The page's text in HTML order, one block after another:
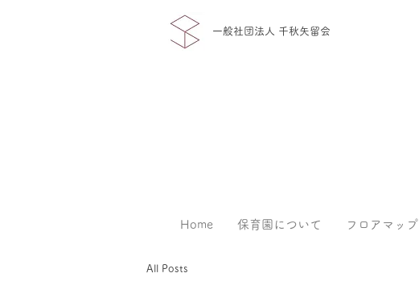
一般社団法人 千秋矢留会
Home 保育園について フロアマップ
All Posts